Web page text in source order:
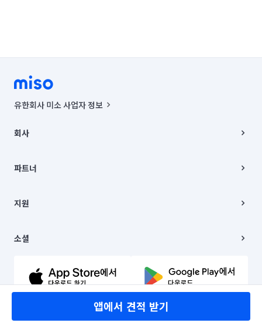
앱에서 견적 받기
유한회사 미소 사업자 정보
00019 |
주소 | 본사: 서울특별시 종로구 율곡로 6(중학동, 트윈트리빌딩) B동 5층
컨택센터 : 서울특별시 종로구 수송동 율곡로 24, 7층, 8층 미소
상품, 상품정보, 거래에 관한 의무와 책임은 거래당사자에게 있습니다.
언론 보도 관련 문의:
© 유한회사 미소. Miso, Inc. All Rights Reserved.
회사
채용
파트너
이사
지원
이용약관
문의하기
소셜
유튜브